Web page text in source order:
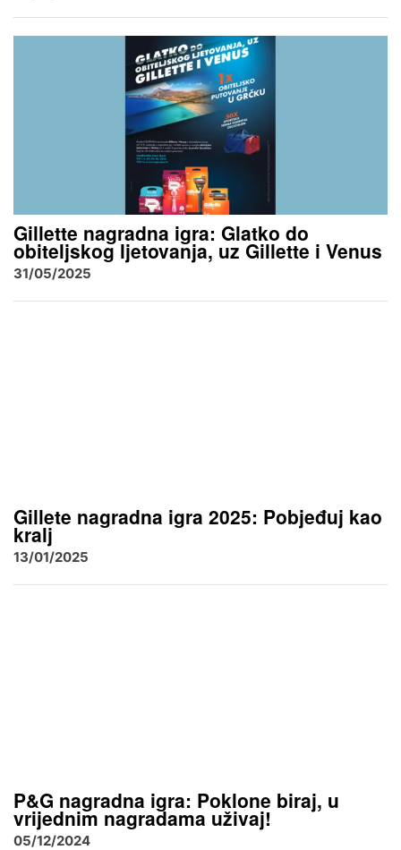
Gillette nagradna igra: Glatko do
obiteljskog ljetovanja, uz Gillette i Venus
31/05/2025
Gillete nagradna igra 2025: Pobjeđuj kao
kralj
13/01/2025
P&G nagradna igra: Poklone biraj, u
vrijednim nagradama uživaj!
05/12/2024